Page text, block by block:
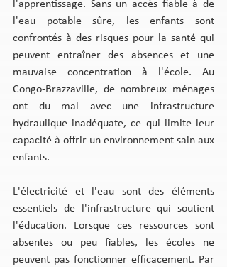
l'apprentissage. Sans un accès fiable à de
l'eau potable sûre, les enfants sont
confrontés à des risques pour la santé qui
peuvent entraîner des absences et une
mauvaise concentration à l'école. Au
Congo-Brazzaville, de nombreux ménages
ont du mal avec une infrastructure
hydraulique inadéquate, ce qui limite leur
capacité à offrir un environnement sain aux
enfants.
L'électricité et l'eau sont des éléments
essentiels de l'infrastructure qui soutient
l'éducation. Lorsque ces ressources sont
absentes ou peu fiables, les écoles ne
peuvent pas fonctionner efficacement. Par